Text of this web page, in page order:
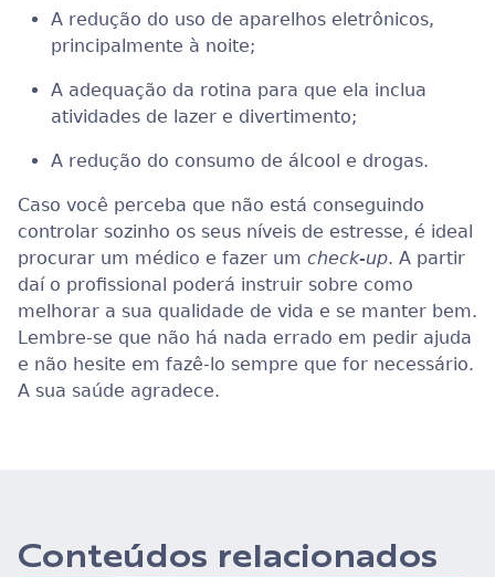
A redução do uso de aparelhos eletrônicos,
principalmente à noite;
A adequação da rotina para que ela inclua
atividades de lazer e divertimento;
A redução do consumo de álcool e drogas.
Caso você perceba que não está conseguindo
controlar sozinho os seus níveis de estresse, é ideal
procurar um médico e fazer um check-up. A partir
daí o profissional poderá instruir sobre como
melhorar a sua qualidade de vida e se manter bem.
Lembre-se que não há nada errado em pedir ajuda
e não hesite em fazê-lo sempre que for necessário.
A sua saúde agradece.
Conteúdos relacionados